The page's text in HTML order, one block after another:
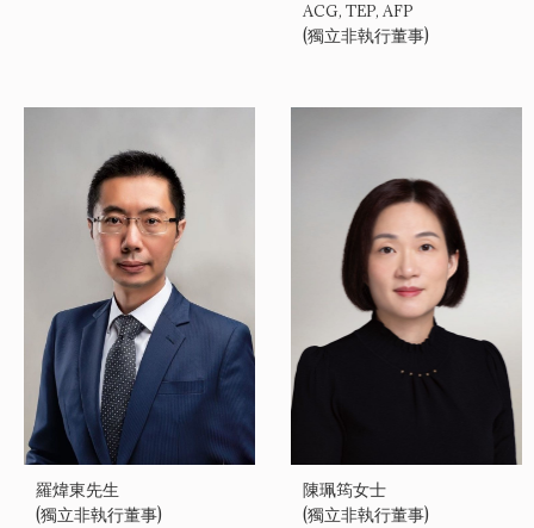
ACG, TEP, AFP
(獨立非執行董事)
羅煒東先生
(獨立非執行董事)
陳珮筠女士
(獨立非執行董事)